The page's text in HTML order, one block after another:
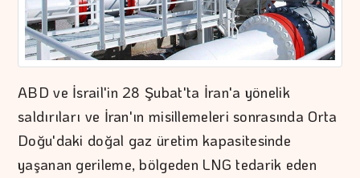
ABD ve İsrail'in 28 Şubat'ta İran'a yönelik
saldırıları ve İran'ın misillemeleri sonrasında Orta
Doğu'daki doğal gaz üretim kapasitesinde
yaşanan gerileme, bölgeden LNG tedarik eden